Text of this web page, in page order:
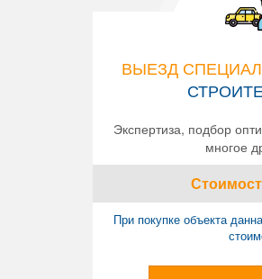
ВЫЕЗД
Экспертиза, подбор
многое
При покупке объекта